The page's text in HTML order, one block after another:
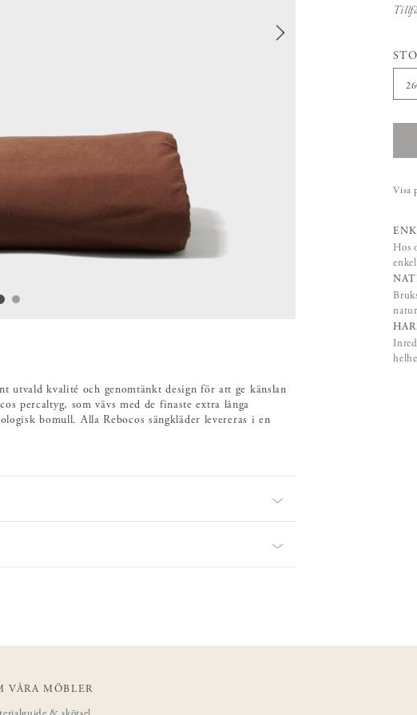
Visa
Hos
utvald kvalité och genomtänkt design för att ge känslan
percaltyg, som vävs med de finaste extra långa
bomull. Alla Rebocos sängkläder levereras i en
VÅRA MÖBLER